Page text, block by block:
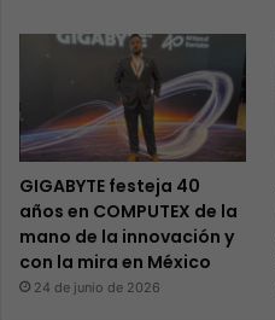
GIGABYTE festeja 40
años en COMPUTEX de la
mano de la innovación y
con la mira en México
24 de junio de 2026